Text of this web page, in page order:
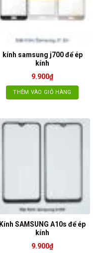
kính samsung j700 để ép
kính
9.900₫
THÊM VÀO GIỎ HÀNG
Kính SAMSUNG A10s để ép
kính
9.900₫